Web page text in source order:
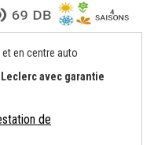
et en centre auto
avec garantie
de